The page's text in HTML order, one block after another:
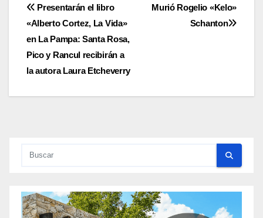
Navegación
de
entradas
Murió Rogelio «Kelo»
Schanton
Presentarán el libro
«Alberto Cortez, La Vida»
en La Pampa: Santa Rosa,
Pico y Rancul recibirán a
la autora Laura Etcheverry